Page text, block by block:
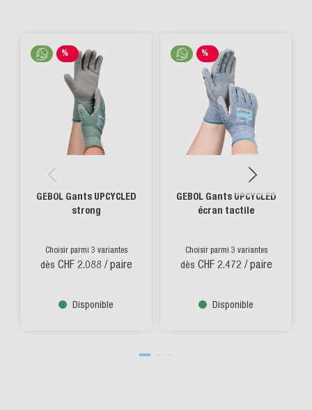
%
GEBOL Gants UPCYCLED
strong
Choisir parmi 3 variantes
dès CHF 2.088 / paire
Disponible
%
SALE
GEBOL Gants UPCYCLED
écran tactile
Choisir parmi 3 variantes
dès CHF 2.472 / paire
Disponible